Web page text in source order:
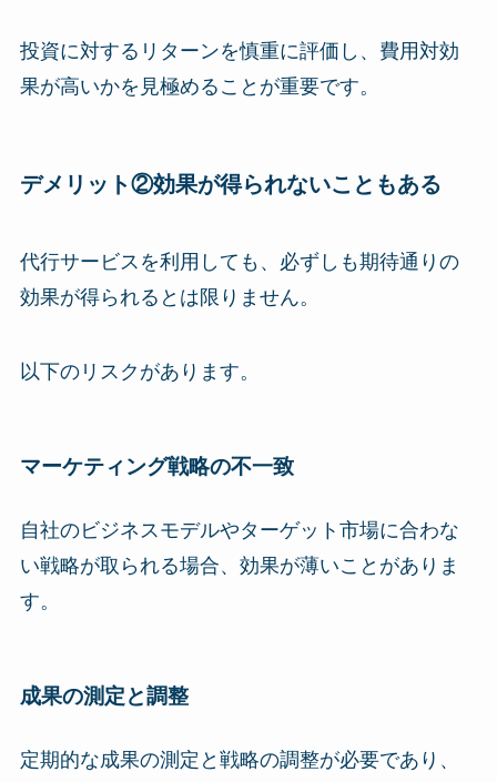
投資に対するリターンを慎重に評価し、費用対効
果が高いかを見極めることが重要です。
デメリット②効果が得られないこともある
代行サービスを利用しても、必ずしも期待通りの
効果が得られるとは限りません。
以下のリスクがあります。
マーケティング戦略の不一致
自社のビジネスモデルやターゲット市場に合わな
い戦略が取られる場合、効果が薄いことがありま
す。
成果の測定と調整
定期的な成果の測定と戦略の調整が必要であり、